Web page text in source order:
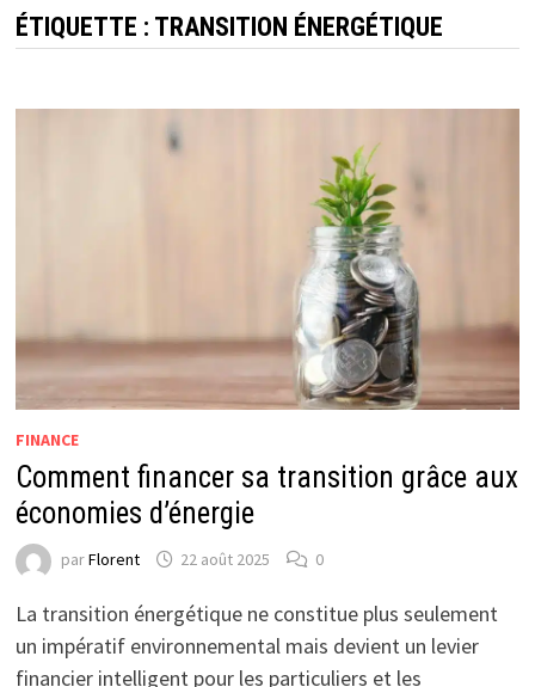
ÉTIQUETTE : TRANSITION ÉNERGÉTIQUE
FINANCE
Comment financer sa transition grâce aux
économies d’énergie
parFlorent 22 août 2025 0
La transition énergétique ne constitue plus seulement
un impératif environnemental mais devient un levier
financier intelligent pour les particuliers et les